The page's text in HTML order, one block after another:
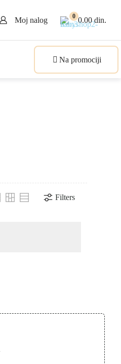
Moj nalog 0 0.00 din.
Na promociji
Filters